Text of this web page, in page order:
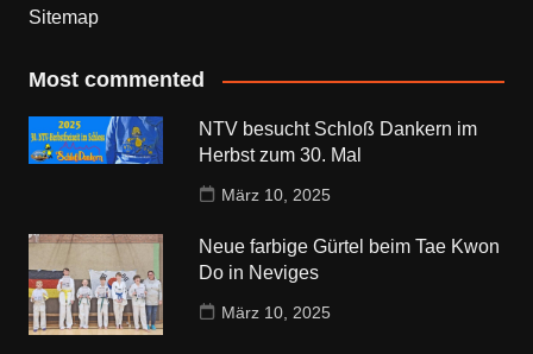
Sitemap
Most commented
NTV besucht Schloß Dankern im
Herbst zum 30. Mal
März 10, 2025
Neue farbige Gürtel beim Tae Kwon
Do in Neviges
März 10, 2025